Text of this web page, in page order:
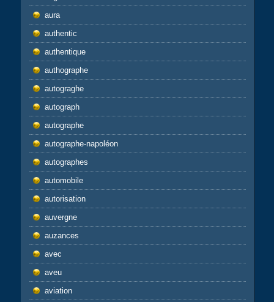
aura
authentic
authentique
authographe
autograghe
autograph
autographe
autographe-napoléon
autographes
automobile
autorisation
auvergne
auzances
avec
aveu
aviation